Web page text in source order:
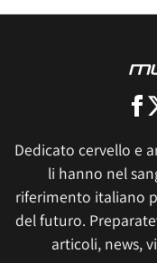
Dedicato cervello e
li hanno nel
riferimento italiano
del futuro.
articoli, news,